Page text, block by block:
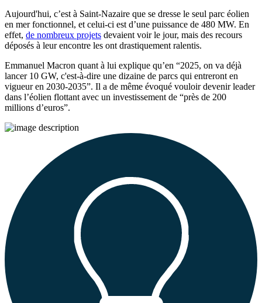
Aujourd'hui, c’est à Saint-Nazaire que se dresse le seul parc éolien
en mer fonctionnel, et celui-ci est d’une puissance de 480 MW. En
effet, de nombreux projets devaient voir le jour, mais des recours
déposés à leur encontre les ont drastiquement ralentis.
Emmanuel Macron quant à lui explique qu’en “2025, on va déjà
lancer 10 GW, c'est-à-dire une dizaine de parcs qui entreront en
vigueur en 2030-2035”. Il a de même évoqué vouloir devenir leader
dans l’éolien flottant avec un investissement de “près de 200
millions d’euros”.